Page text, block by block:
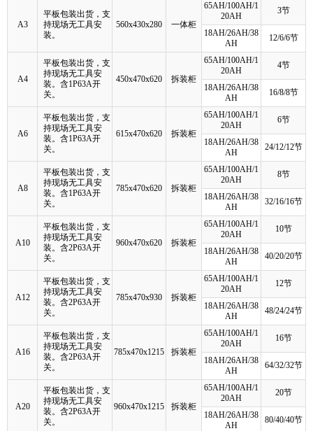
A3
平板包装出货，支
持现场无工具安
装。
560x430x280 一体柜
65AH/100AH/1
20AH
3节
18AH/26AH/38
AH
12/6/6节
A4
平板包装出货，支
持现场无工具安
装。含1P63A开
关。
450x470x620 拆装柜
65AH/100AH/1
20AH
4节
18AH/26AH/38
AH
16/8/8节
A6
平板包装出货，支
持现场无工具安
装。含1P63A开
关。
615x470x620 拆装柜
65AH/100AH/1
20AH
6节
18AH/26AH/38
AH
24/12/12节
A8
平板包装出货，支
持现场无工具安
装。含1P63A开
关。
785x470x620 拆装柜
65AH/100AH/1
20AH
8节
18AH/26AH/38
AH
32/16/16节
A10
平板包装出货，支
持现场无工具安
装。含2P63A开
关。
960x470x620 拆装柜
65AH/100AH/1
20AH
10节
18AH/26AH/38
AH
40/20/20节
A12
平板包装出货，支
持现场无工具安
装。含2P63A开
关。
785x470x930 拆装柜
65AH/100AH/1
20AH
12节
18AH/26AH/38
AH
48/24/24节
A16
平板包装出货，支
持现场无工具安
装。含2P63A开
关。
785x470x1215 拆装柜
65AH/100AH/1
20AH
16节
18AH/26AH/38
AH
64/32/32节
A20
平板包装出货，支
持现场无工具安
装。含2P63A开
关。
960x470x1215 拆装柜
65AH/100AH/1
20AH
20节
18AH/26AH/38
AH
80/40/40节